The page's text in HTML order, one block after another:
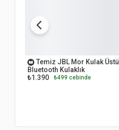
Temiz JBL Mor Kulak Üstü
Bluetooth Kulaklık
₺1.390
₺499 cebinde